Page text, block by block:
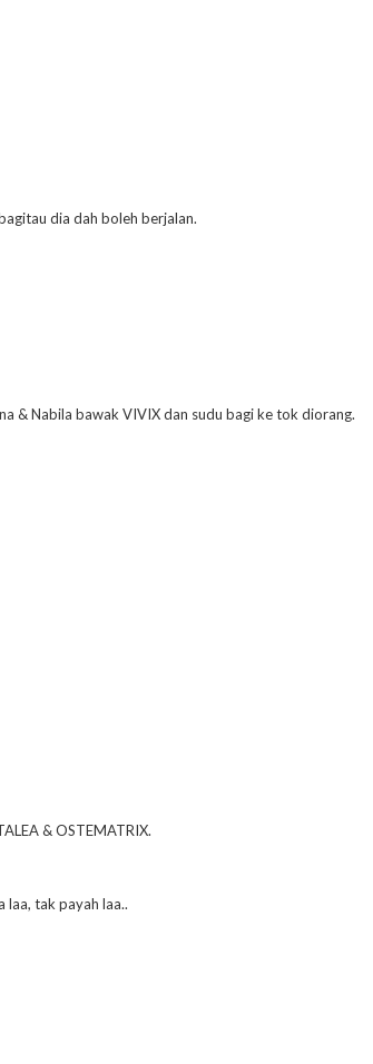
dia dah boleh berjalan.
& Nabila bawak VIVIX dan sudu bagi ke tok diorang.
& OSTEMATRIX.
laa, tak payah laa..